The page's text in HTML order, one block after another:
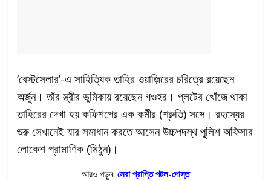
‘বেস্টসেলার’-এ সাহিত্যিক তাহির ওয়াজ়িরের চরিত্রে রয়েছেন
অর্জুন। তাঁর স্ত্রীর ভূমিকায় রয়েছেন গওহর। প্লটের খোঁজে থাকা
তাহিরের দেখা হয় কফিশপের এক কর্মীর (শ্রুতি) সঙ্গে। রহস্যের
শুরু সেখানেই যার সমাধান করতে আসেন উচ্চপদস্থ পুলিশ অফিসার
লোকেশ প্রামাণিক (মিঠুন)।
আরও পড়ুন: সেরা প্রাপ্তি পটল-পোস্ত